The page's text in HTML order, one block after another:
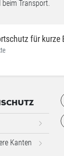
Transport.
für kurze
Kanten